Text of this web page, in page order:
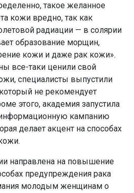
такое желанное
кожи вредно, так как
радиации — в солярии
образование морщин,
кожи и даже рак кожи».
все-таки ценили свой
специалисты выпустили
не рекомендует
этого, академия запустила
кампанию
делает акцент на способах
направлена на повышение
предупреждения рака
молодым женщинам о